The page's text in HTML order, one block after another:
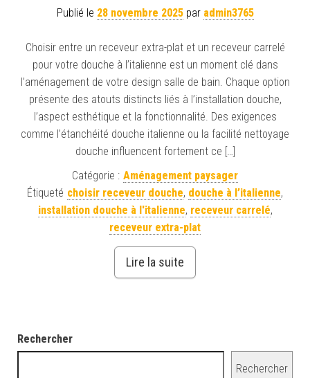
Publié le 28 novembre 2025par admin3765
Choisir entre un receveur extra-plat et un receveur carrelé
pour votre douche à l’italienne est un moment clé dans
l’aménagement de votre design salle de bain. Chaque option
présente des atouts distincts liés à l’installation douche,
l’aspect esthétique et la fonctionnalité. Des exigences
comme l’étanchéité douche italienne ou la facilité nettoyage
douche influencent fortement ce […]
Catégorie : Aménagement paysager
Étiqueté choisir receveur douche, douche à l’italienne,
installation douche à l'italienne, receveur carrelé,
receveur extra-plat
Lire la suite
Rechercher
Rechercher